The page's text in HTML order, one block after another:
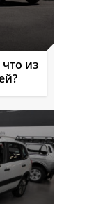
что из